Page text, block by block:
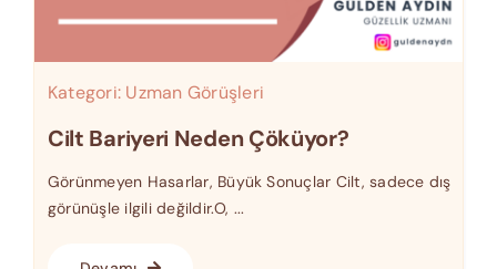
Kategori: Uzman Görüşleri
Cilt Bariyeri Neden Çöküyor?
Görünmeyen Hasarlar, Büyük Sonuçlar Cilt, sadece dış
görünüşle ilgili değildir.O, ...